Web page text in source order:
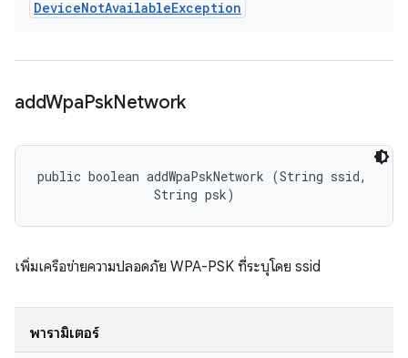
DeviceNotAvailableException
addWpaPskNetwork
public boolean addWpaPskNetwork (String ssid,
                String psk)
เพิ่มเครือข่ายความปลอดภัย WPA-PSK ที่ระบุโดย ssid
พารามิเตอร์